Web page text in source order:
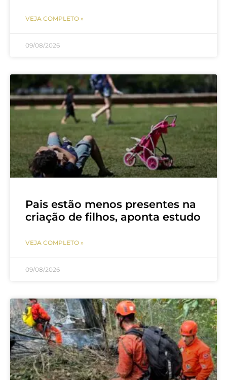
VEJA COMPLETO »
09/08/2026
Pais estão menos presentes na
criação de filhos, aponta estudo
VEJA COMPLETO »
09/08/2026